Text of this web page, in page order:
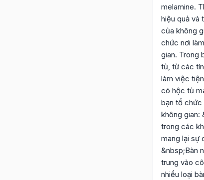
melamine.
hiệu quả và
của không
chức nơi
gian. Trong
tủ, từ các
làm việc
có hộc tủ
bạn tổ chức
không gian:
trong các
mang lại sự
&nbsp;Bàn
trung vào
nhiều loại